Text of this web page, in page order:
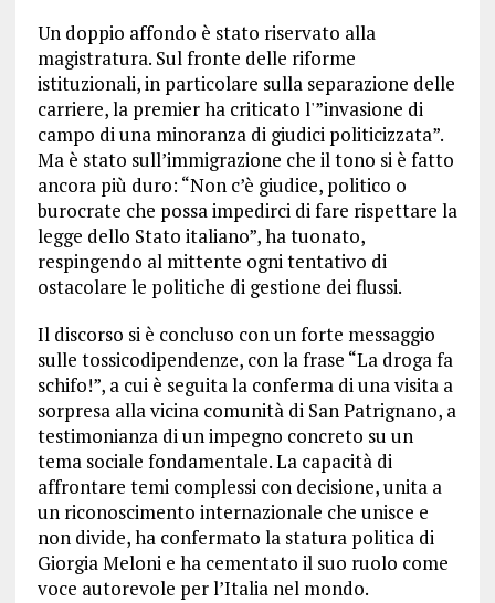
Un doppio affondo è stato riservato alla
magistratura. Sul fronte delle riforme
istituzionali, in particolare sulla separazione delle
carriere, la premier ha criticato l'”invasione di
campo di una minoranza di giudici politicizzata”.
Ma è stato sull’immigrazione che il tono si è fatto
ancora più duro: “Non c’è giudice, politico o
burocrate che possa impedirci di fare rispettare la
legge dello Stato italiano”, ha tuonato,
respingendo al mittente ogni tentativo di
ostacolare le politiche di gestione dei flussi.
Il discorso si è concluso con un forte messaggio
sulle tossicodipendenze, con la frase “La droga fa
schifo!”, a cui è seguita la conferma di una visita a
sorpresa alla vicina comunità di San Patrignano, a
testimonianza di un impegno concreto su un
tema sociale fondamentale. La capacità di
affrontare temi complessi con decisione, unita a
un riconoscimento internazionale che unisce e
non divide, ha confermato la statura politica di
Giorgia Meloni e ha cementato il suo ruolo come
voce autorevole per l’Italia nel mondo.